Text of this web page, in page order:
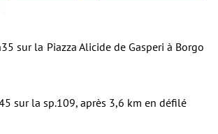
sur la Piazza Alicide de Gasperi à Borgo
sur la sp.109, après 3,6 km en défilé